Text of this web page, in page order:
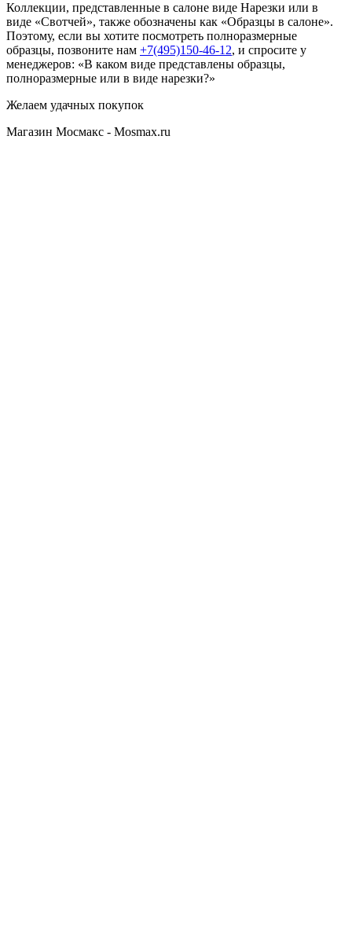
Коллекции, представленные в салоне виде Нарезки или в
виде «Свотчей», также обозначены как «Образцы в салоне».
Поэтому, если вы хотите посмотреть полноразмерные
образцы, позвоните нам +7(495)150-46-12, и спросите у
менеджеров: «В каком виде представлены образцы,
полноразмерные или в виде нарезки?»
Желаем удачных покупок
Магазин Мосмакс - Mosmax.ru